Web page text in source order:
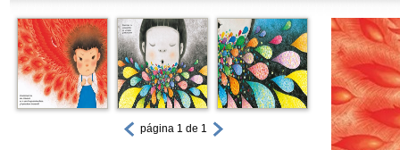
página 1 de 1